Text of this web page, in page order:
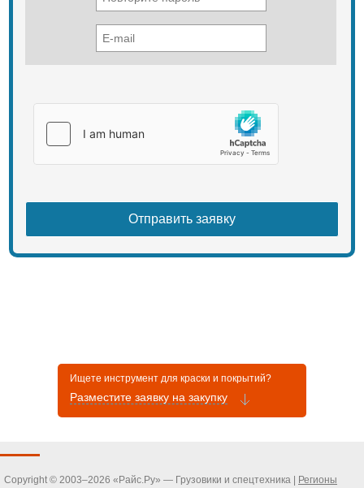
Ищете инструмент для краски и покрытий?
Разместите заявку на закупку
Copyright © 2003–2026 «Райс.Ру» — Грузовики и спецтехника | Регионы